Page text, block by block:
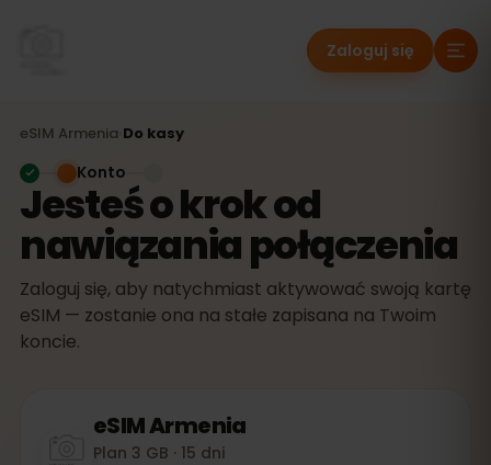
Zaloguj się
eSIM Armenia Do kasy
Jesteś o krok od
nawiązania połączenia
Zaloguj się, aby natychmiast aktywować swoją kartę
eSIM — zostanie ona na stałe zapisana na Twoim
koncie.
Konto
eSIMArmenia
Plan 3 GB · 15 dni